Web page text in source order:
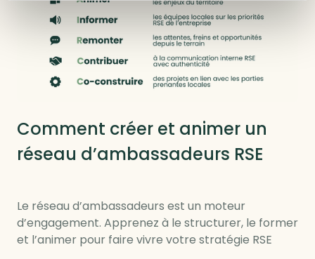
Comment créer et animer un
réseau d’ambassadeurs RSE
Le réseau d’ambassadeurs est un moteur
d’engagement. Apprenez à le structurer, le former
et l’animer pour faire vivre votre stratégie RSE